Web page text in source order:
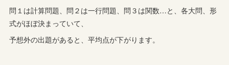
問１は計算問題、問２は一行問題、問３は関数…と、各大問、形
式がほぼ決まっていて、
予想外の出題があると、平均点が下がります。